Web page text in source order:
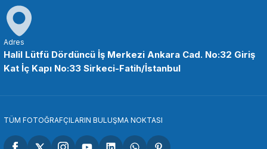
Insta360
Insta360 Ace Pro 2 Cep Yazıcısı
Insta360
Adres
Halil Lütfü Dördüncü İş Merkezi Ankara Cad. No:32 Giriş
Kat İç Kapı No:33 Sirkeci-Fatih/İstanbul
TÜM FOTOĞRAFÇILARIN BULUŞMA NOKTASI